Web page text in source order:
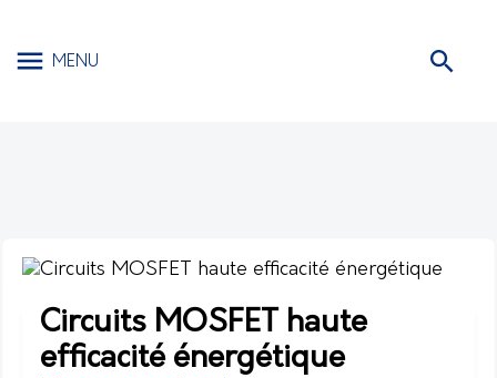
MENU
Circuits MOSFET haute
efficacité énergétique